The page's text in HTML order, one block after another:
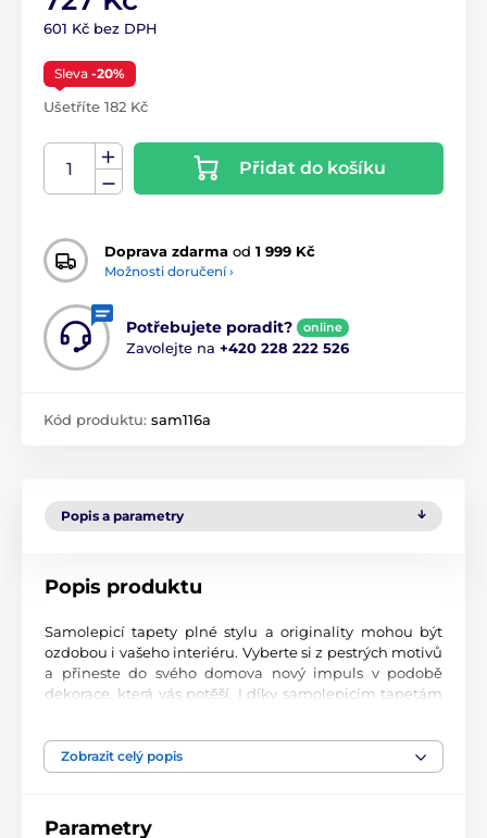
601 Kč bez DPH
Sleva -20%
Ušetříte 182 Kč
Přidat do košíku
Doprava zdarma od 1 999 Kč
Možnosti doručení ›
Potřebujete poradit? online
Zavolejte na +420 228 222 526
Kód produktu: sam116a
Popis a parametry
Popis produktu
Samolepicí tapety plné stylu a originality mohou být
ozdobou i vašeho interiéru. Vyberte si z pestrých motivů
a přineste do svého domova nový impuls v podobě
dekorace, která vás potěší. I díky samolepicím tapetám
Perfektní tiskové zpracování
materiál s jemným povrchem a matným vzhledem. Tisk
Zobrazit celý popis
Parametry